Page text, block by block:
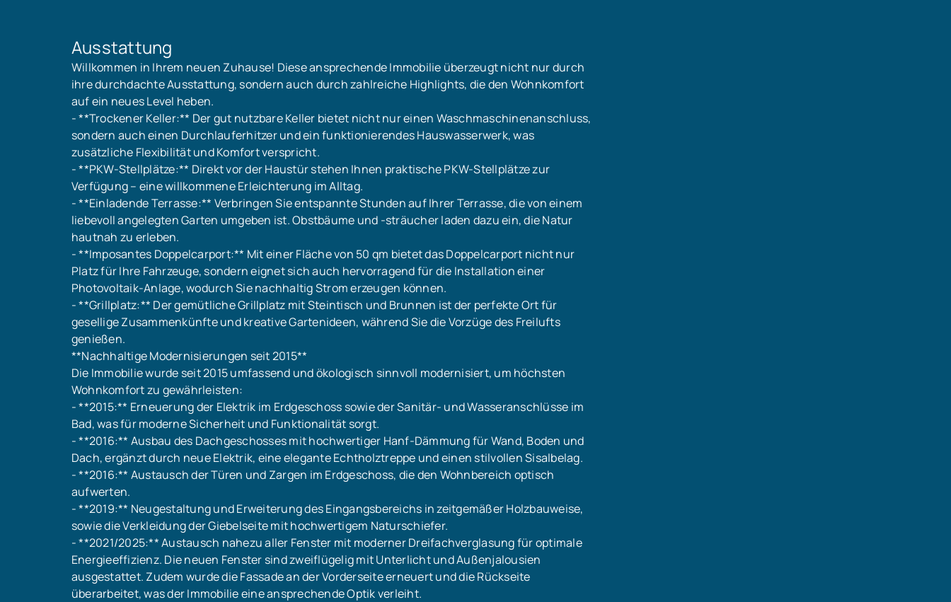
Ausstattung
Willkommen in Ihrem neuen Zuhause! Diese ansprechende Immobilie überzeugt nicht nur durch
ihre durchdachte Ausstattung, sondern auch durch zahlreiche Highlights, die den Wohnkomfort
auf ein neues Level heben.
- **Trockener Keller:** Der gut nutzbare Keller bietet nicht nur einen Waschmaschinenanschluss,
sondern auch einen Durchlauferhitzer und ein funktionierendes Hauswasserwerk, was
zusätzliche Flexibilität und Komfort verspricht.
- **PKW-Stellplätze:** Direkt vor der Haustür stehen Ihnen praktische PKW-Stellplätze zur
Verfügung – eine willkommene Erleichterung im Alltag.
- **Einladende Terrasse:** Verbringen Sie entspannte Stunden auf Ihrer Terrasse, die von einem
liebevoll angelegten Garten umgeben ist. Obstbäume und -sträucher laden dazu ein, die Natur
hautnah zu erleben.
- **Imposantes Doppelcarport:** Mit einer Fläche von 50 qm bietet das Doppelcarport nicht nur
Platz für Ihre Fahrzeuge, sondern eignet sich auch hervorragend für die Installation einer
Photovoltaik-Anlage, wodurch Sie nachhaltig Strom erzeugen können.
- **Grillplatz:** Der gemütliche Grillplatz mit Steintisch und Brunnen ist der perfekte Ort für
gesellige Zusammenkünfte und kreative Gartenideen, während Sie die Vorzüge des Freilufts
genießen.
**Nachhaltige Modernisierungen seit 2015**
Die Immobilie wurde seit 2015 umfassend und ökologisch sinnvoll modernisiert, um höchsten
Wohnkomfort zu gewährleisten:
- **2015:** Erneuerung der Elektrik im Erdgeschoss sowie der Sanitär- und Wasseranschlüsse im
Bad, was für moderne Sicherheit und Funktionalität sorgt.
- **2016:** Ausbau des Dachgeschosses mit hochwertiger Hanf-Dämmung für Wand, Boden und
Dach, ergänzt durch neue Elektrik, eine elegante Echtholztreppe und einen stilvollen Sisalbelag.
- **2016:** Austausch der Türen und Zargen im Erdgeschoss, die den Wohnbereich optisch
aufwerten.
- **2019:** Neugestaltung und Erweiterung des Eingangsbereichs in zeitgemäßer Holzbauweise,
sowie die Verkleidung der Giebelseite mit hochwertigem Naturschiefer.
- **2021/2025:** Austausch nahezu aller Fenster mit moderner Dreifachverglasung für optimale
Energieeffizienz. Die neuen Fenster sind zweiflügelig mit Unterlicht und Außenjalousien
ausgestattet. Zudem wurde die Fassade an der Vorderseite erneuert und die Rückseite
überarbeitet, was der Immobilie eine ansprechende Optik verleiht.